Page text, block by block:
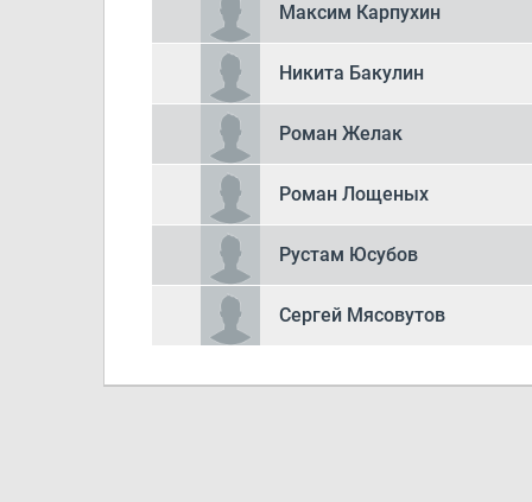
Максим Карпухин
Никита Бакулин
Роман Желак
Роман Лощеных
Рустам Юсубов
Сергей Мясовутов